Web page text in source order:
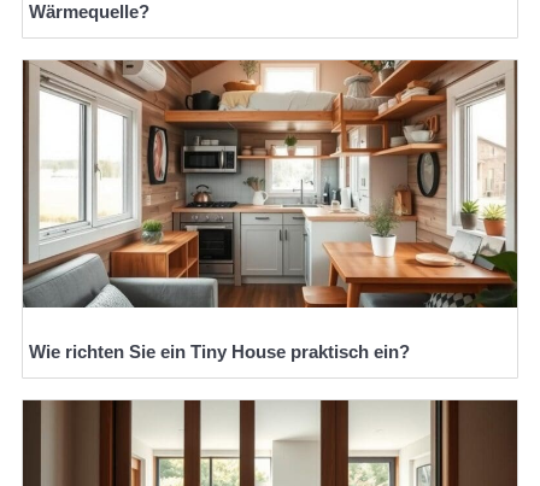
Wärmequelle?
Wie richten Sie ein Tiny House praktisch ein?